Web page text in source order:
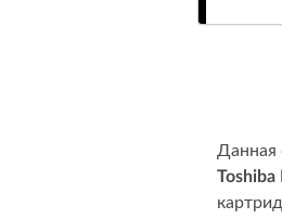
Данная
Toshiba